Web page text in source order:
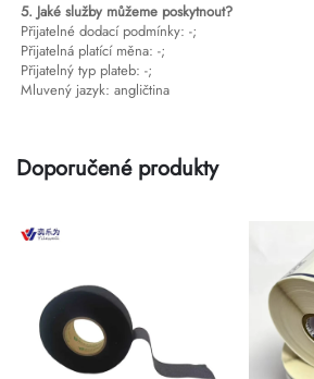
5. Jaké služby můžeme poskytnout?
Přijatelné dodací podmínky: -;
Přijatelná platící měna: -;
Přijatelný typ plateb: -;
Mluvený jazyk: angličtina
Doporučené produkty